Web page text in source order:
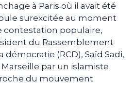
à Paris où il avait été
surexcitée au moment
populaire,
du Rassemblement
(RCD), Saïd Sadi,
Marseille par un islamiste
du mouvement